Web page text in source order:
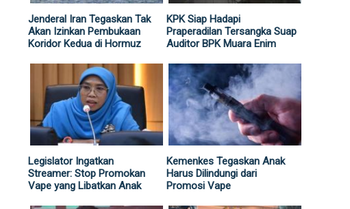
Jenderal Iran Tegaskan Tak
Akan Izinkan Pembukaan
Koridor Kedua di Hormuz
KPK Siap Hadapi
Praperadilan Tersangka Suap
Auditor BPK Muara Enim
Legislator Ingatkan
Streamer: Stop Promokan
Vape yang Libatkan Anak
Kemenkes Tegaskan Anak
Harus Dilindungi dari
Promosi Vape